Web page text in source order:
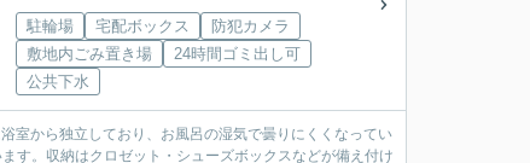
駐輪場 宅配ボックス
防犯カメラ
敷地内ごみ置き場
24時間ゴミ出し可
公共下水
室から独立しており、お風呂の湿気で曇りにくくなってい
す。収納はクロゼット・シューズボックスなどが備え付け